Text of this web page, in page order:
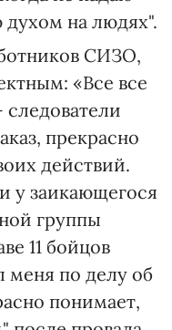
на людях".
СИЗО,
«Все все
прекрасно
действий.
у заикающегося
группы
11 бойцов
меня по делу об
понимает,